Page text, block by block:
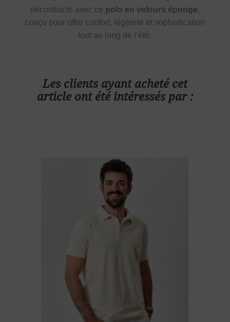
décontracté avec ce polo en velours éponge,
conçu pour offrir confort, légèreté et sophistication
tout au long de l’été.
Les clients ayant acheté cet
article ont été intéressés par :